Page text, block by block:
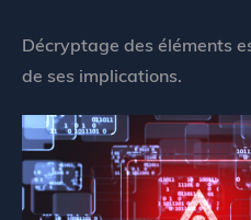
Décryptage des éléments
de ses implications.